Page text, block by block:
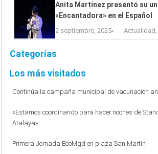
Anita Martínez presentó su
«Encantadora» en el Español
2 septiembre, 2025 Actualidad ,
Categorías
Los más visitados
Continúa la campaña municipal de vacunación
«Estamos coordinando para hacer noches de
Atalaya»
Primera Jornada EcoMgd en plaza San Martín